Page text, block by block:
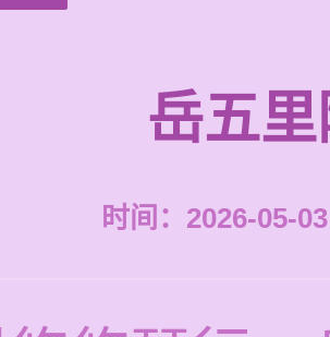
岳五
时间：2026-05-